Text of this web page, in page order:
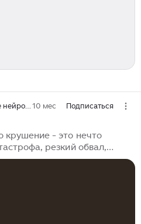
10 мес Подписаться
крушение - это нечто
резкий обвал,
самые страшные